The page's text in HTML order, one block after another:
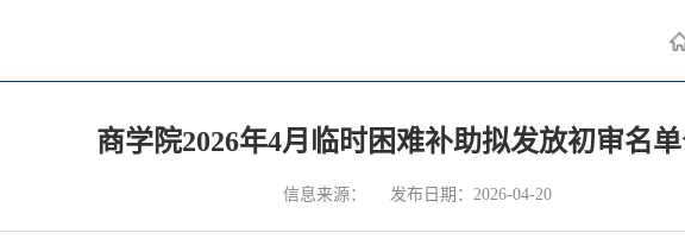
商学院2026年4月临时困难补助拟发放初审名
信息来源： 发布日期：2026-04-20